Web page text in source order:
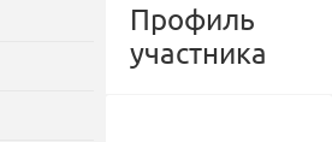
Профиль
участника